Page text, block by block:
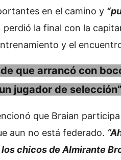
en el camino y
perdió la final con la
y el
que arrancó con
jugador de selección”
que Braian
aun no está federado.
chicos de Almirante